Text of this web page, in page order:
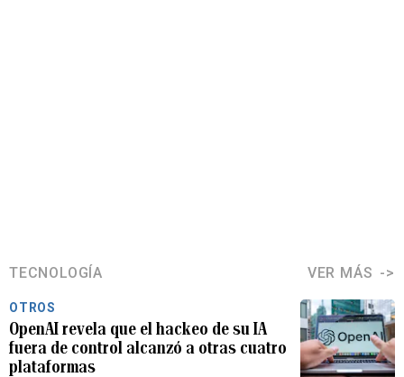
TECNOLOGÍA VER MÁS
OTROS
OpenAI revela que el hackeo de su IA
fuera de control alcanzó a otras cuatro
plataformas